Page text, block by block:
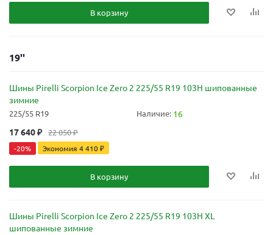
В корзину
19''
Шины Pirelli Scorpion Ice Zero 2 225/55 R19 103H шипованные
зимние
225/55 R19 Наличие: 16
17 640₽ 22 050₽
-20% Экономия 4 410₽
В корзину
Шины Pirelli Scorpion Ice Zero 2 225/55 R19 103H XL
шипованные зимние